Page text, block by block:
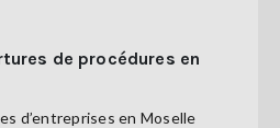
de procédures en
d’entreprises en Moselle